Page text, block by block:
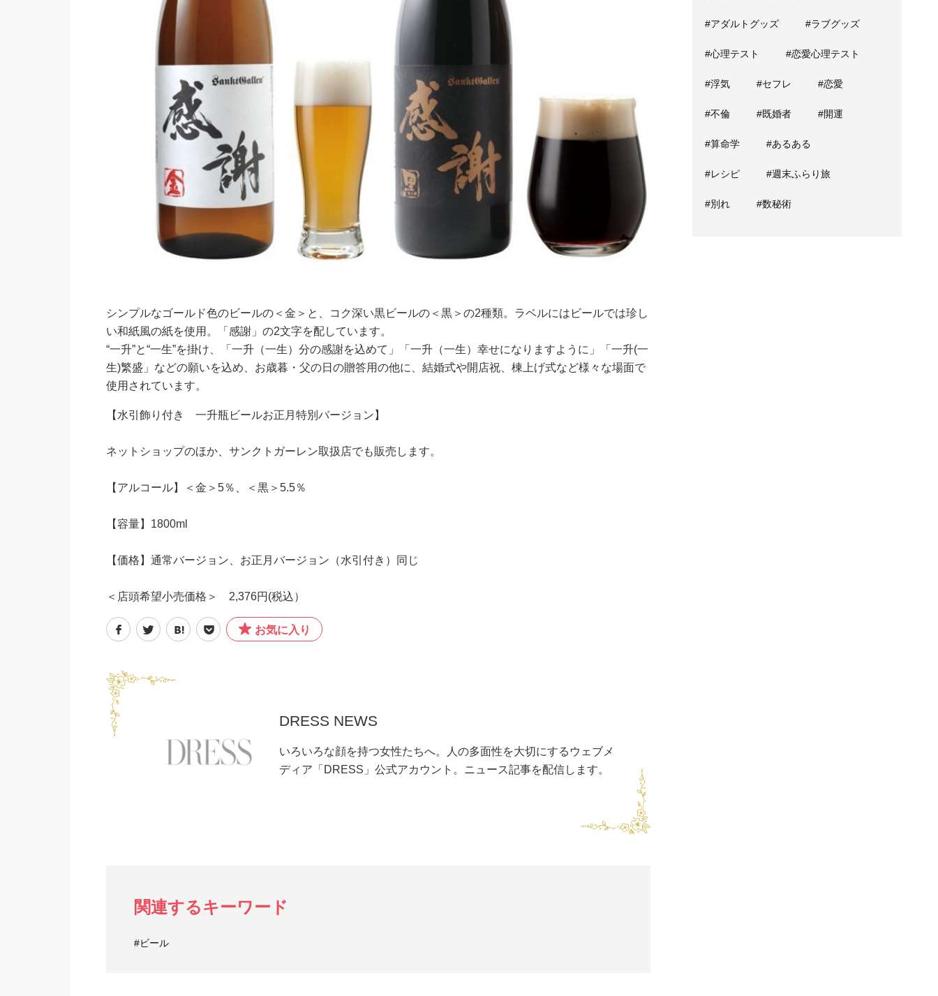
シンプルなゴールド色のビールの＜金＞と、コク深い黒ビールの＜黒＞の2種類。ラベルにはビールでは珍し
い和紙風の紙を使用。「感謝」の2文字を配しています。
“一升”と“一生”を掛け、「一升（一生）分の感謝を込めて」「一升（一生）幸せになりますように」「一升(一
生)繁盛」などの願いを込め、お歳暮・父の日の贈答用の他に、結婚式や開店祝、棟上げ式など様々な場面で
使用されています。
【水引飾り付き 一升瓶ビールお正月特別バージョン】
ネットショップのほか、サンクトガーレン取扱店でも販売します。
【アルコール】＜金＞5％、＜黒＞5.5％
【容量】1800ml
【価格】通常バージョン、お正月バージョン（水引付き）同じ
＜店頭希望小売価格＞ 2,376円(税込）
お気に入り
DRESS NEWS
いろいろな顔を持つ女性たちへ。人の多面性を大切にするウェブメ
ディア「DRESS」公式アカウント。ニュース記事を配信します。
関連するキーワード
#ビール
#アダルトグッズ #ラブグッズ
#心理テスト #恋愛心理テスト
#浮気 #セフレ #恋愛
#不倫 #既婚者 #開運
#算命学 #あるある
#レシピ #週末ふらり旅
#別れ #数秘術